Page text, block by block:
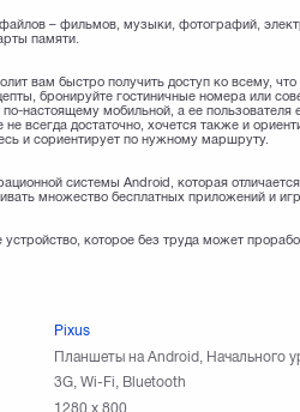
– фильмов, музыки, фотографий,
памяти.
вам быстро получить доступ ко всему,
бронируйте гостиничные номера или
по-настоящему мобильной, а ее
всегда достаточно, хочется также и
и сориентирует по нужному маршруту.
системы Android, которая
множество бесплатных приложений и
которое без труда может
Pixus
Планшеты на Android, Начального
3G, Wi-Fi, Bluetooth
1280 х 800